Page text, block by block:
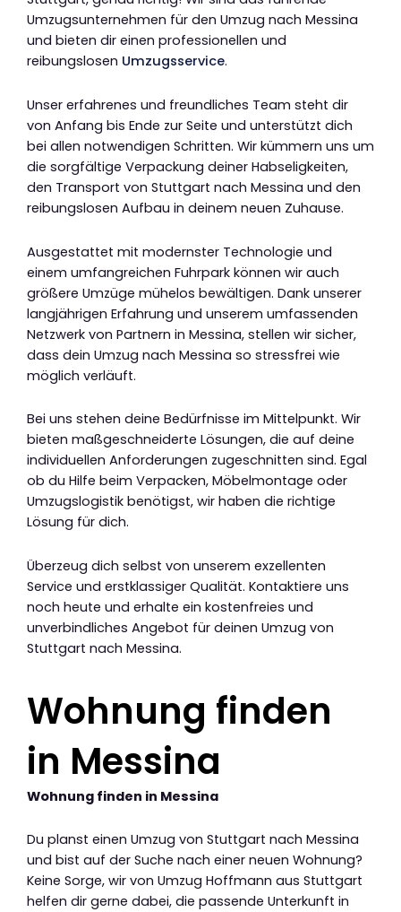
Umzugsunternehmen für den Umzug nach Messina
und bieten dir einen professionellen und
reibungslosen Umzugsservice.
Unser erfahrenes und freundliches Team steht dir
von Anfang bis Ende zur Seite und unterstützt dich
bei allen notwendigen Schritten. Wir kümmern uns um
die sorgfältige Verpackung deiner Habseligkeiten,
den Transport von Stuttgart nach Messina und den
reibungslosen Aufbau in deinem neuen Zuhause.
Ausgestattet mit modernster Technologie und
einem umfangreichen Fuhrpark können wir auch
größere Umzüge mühelos bewältigen. Dank unserer
langjährigen Erfahrung und unserem umfassenden
Netzwerk von Partnern in Messina, stellen wir sicher,
dass dein Umzug nach Messina so stressfrei wie
möglich verläuft.
Bei uns stehen deine Bedürfnisse im Mittelpunkt. Wir
bieten maßgeschneiderte Lösungen, die auf deine
individuellen Anforderungen zugeschnitten sind. Egal
ob du Hilfe beim Verpacken, Möbelmontage oder
Umzugslogistik benötigst, wir haben die richtige
Lösung für dich.
Überzeug dich selbst von unserem exzellenten
Service und erstklassiger Qualität. Kontaktiere uns
noch heute und erhalte ein kostenfreies und
unverbindliches Angebot für deinen Umzug von
Stuttgart nach Messina.
Wohnung finden
in Messina
Wohnung finden in Messina
Du planst einen Umzug von Stuttgart nach Messina
und bist auf der Suche nach einer neuen Wohnung?
Keine Sorge, wir von Umzug Hoffmann aus Stuttgart
helfen dir gerne dabei, die passende Unterkunft in